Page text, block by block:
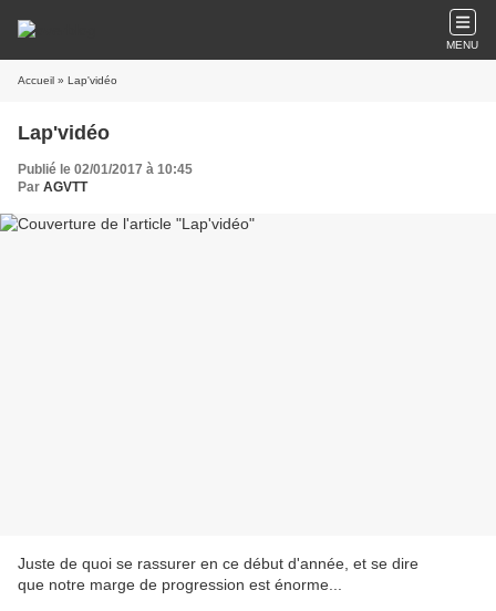
MENU
Accueil » Lap'vidéo
Lap'vidéo
Publié le 02/01/2017 à 10:45
Par AGVTT
Juste de quoi se rassurer en ce début d'année, et se dire
que notre marge de progression est énorme...